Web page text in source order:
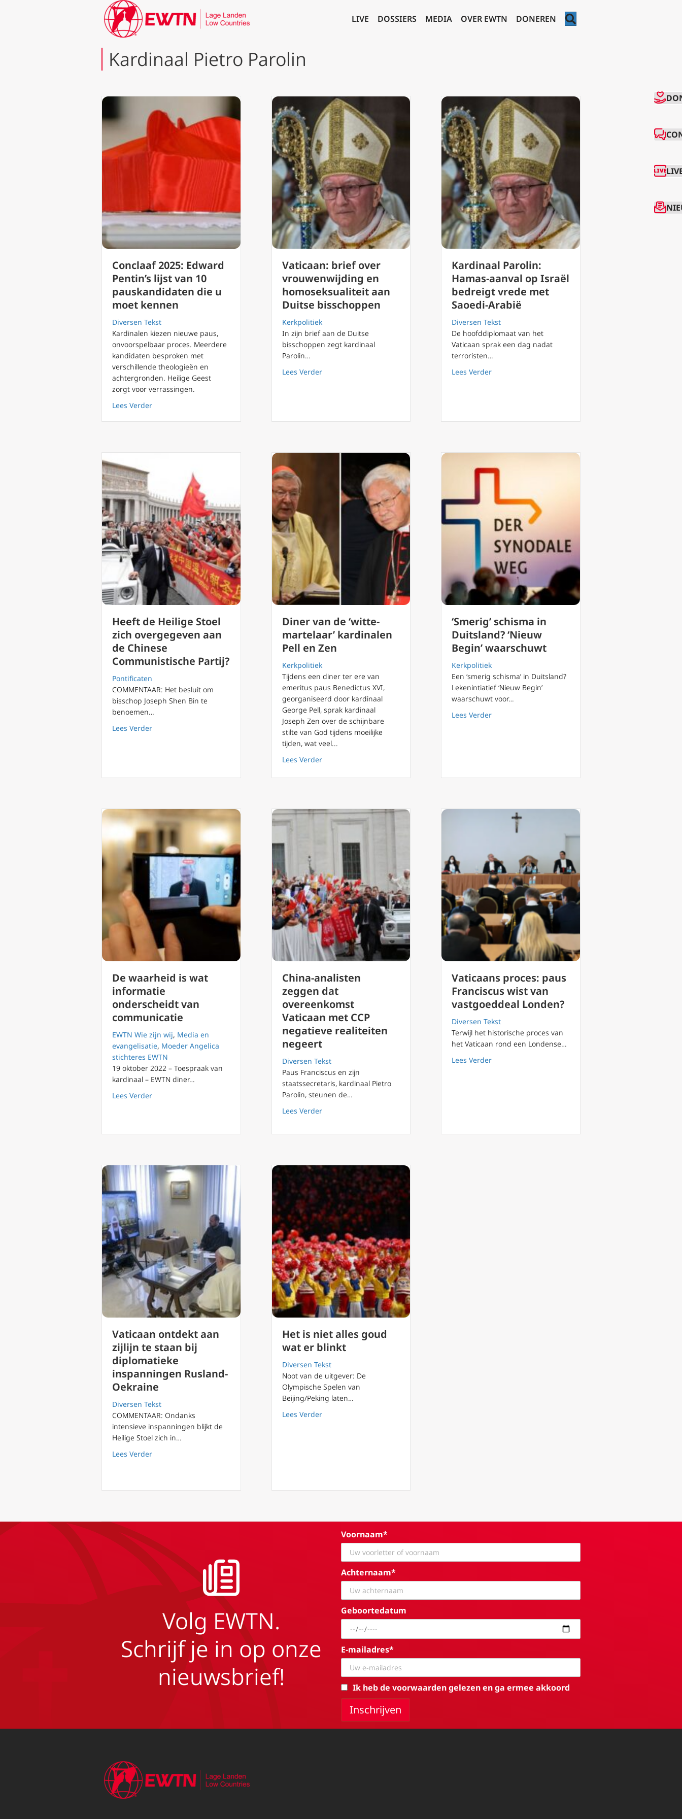
LIVE DOSSIERS MEDIA OVER EWTN DONEREN
Kardinaal Pietro Parolin
Conclaaf 2025: Edward
Pentin’s lijst van 10
pauskandidaten die u
moet kennen
Diversen Tekst
Kardinalen kiezen nieuwe paus,
onvoorspelbaar proces. Meerdere
kandidaten besproken met
verschillende theologieën en
achtergronden. Heilige Geest
zorgt voor verrassingen.
Lees Verderabout Conclaaf 2025: Edward Pentin’s lijst van 10 pauskandidaten die u moet kennen
Vaticaan: brief over
vrouwenwijding en
homoseksualiteit aan
Duitse bisschoppen
Kerkpolitiek
In zijn brief aan de Duitse
bisschoppen zegt kardinaal
Parolin…
Lees Verderabout Vaticaan: brief over vrouwenwijding en homoseksualiteit aan Duitse bisschoppen
Kardinaal Parolin:
Hamas-aanval op Israël
bedreigt vrede met
Saoedi-Arabië
Diversen Tekst
De hoofddiplomaat van het
Vaticaan sprak een dag nadat
terroristen…
Lees Verderabout Kardinaal Parolin: Hamas-aanval op Israël
Heeft de Heilige Stoel
zich overgegeven aan
de Chinese
Communistische Partij?
Pontificaten
COMMENTAAR: Het besluit om
bisschop Joseph Shen Bin te
benoemen…
Lees Verderabout Heeft de Heilige Stoel zich overgegeven aan de Chinese Communistische Partij?
Diner van de ‘witte-
martelaar’ kardinalen
Pell en Zen
Kerkpolitiek
Tijdens een diner ter ere van
emeritus paus Benedictus XVI,
georganiseerd door kardinaal
George Pell, sprak kardinaal
Joseph Zen over de schijnbare
stilte van God tijdens moeilijke
tijden, wat veel...
Lees Verderabout Diner van de ‘witte-martelaar’ kardinalen Pell en Zen
‘Smerig’ schisma in
Duitsland? ‘Nieuw
Begin’ waarschuwt
Kerkpolitiek
Een ‘smerig schisma’ in Duitsland?
Lekenintiatief ‘Nieuw Begin’
waarschuwt voor…
Lees Verderabout ‘Smerig’ schisma in Duitsland? ‘Nieuw Begin’
De waarheid is wat
informatie
onderscheidt van
communicatie
EWTN Wie zijn wij, Media en
evangelisatie, Moeder Angelica
stichteres EWTN
19 oktober 2022 – Toespraak van
kardinaal – EWTN diner…
Lees Verderabout De waarheid is wat informatie onderscheidt van communicatie
China-analisten
zeggen dat
overeenkomst
Vaticaan met CCP
negatieve realiteiten
negeert
Diversen Tekst
Paus Franciscus en zijn
staatssecretaris, kardinaal Pietro
Parolin, steunen de…
Lees Verderabout China-analisten zeggen dat overeenkomst Vaticaan met CCP negatieve realiteiten negeert
Vaticaans proces: paus
Franciscus wist van
vastgoeddeal Londen?
Diversen Tekst
Terwijl het historische proces van
het Vaticaan rond een Londense…
Lees Verderabout Vaticaans proces: paus Franciscus wist van
Vaticaan ontdekt aan
zijlijn te staan bij
diplomatieke
inspanningen Rusland-
Oekraine
Diversen Tekst
COMMENTAAR: Ondanks
intensieve inspanningen blijkt de
Heilige Stoel zich in…
Lees Verderabout Vaticaan ontdekt aan zijlijn te staan bij diplomatieke inspanningen Rusland-Oekraine
Het is niet alles goud
wat er blinkt
Diversen Tekst
Noot van de uitgever: De
Olympische Spelen van
Beijing/Peking laten…
Lees Verderabout Het is niet alles goud wat er blinkt
Volg EWTN.
Schrijf je in op onze
nieuwsbrief!
Voornaam*
Achternaam*
Geboortedatum
E-mailadres*
Ik heb de voorwaarden gelezen en ga ermee akkoord